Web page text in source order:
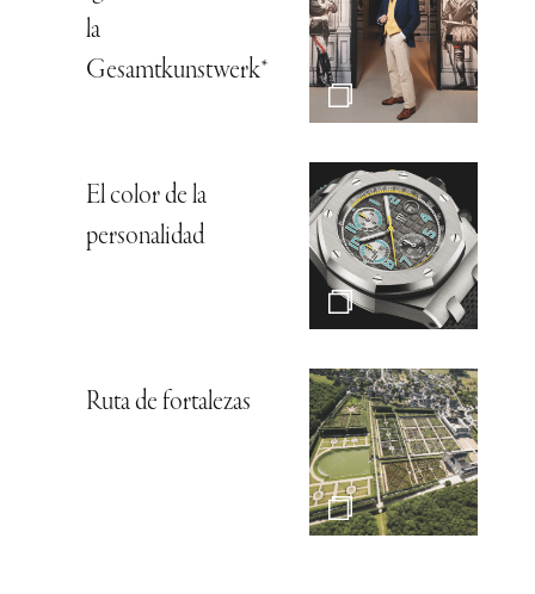
la
Gesamtkunstwerk*
El color de la
personalidad
Ruta de fortalezas